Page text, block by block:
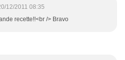
12/2011 08:35
recette!!<br /> Bravo